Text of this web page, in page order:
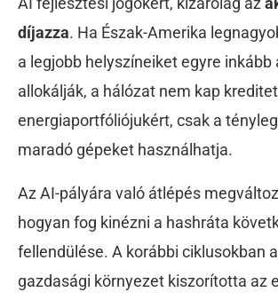
díjazza. Ha Észak-Amerika
a legjobb helyszíneiket egyre inkább
allokálják, a hálózat nem kap
energiaportfóliójukért, csak a
maradó gépeket használhatja.
Az AI-pályára való átlépés
hogyan fog kinézni a hashráta
fellendülése. A korábbi ciklusokban
gazdasági környezet kiszorította az